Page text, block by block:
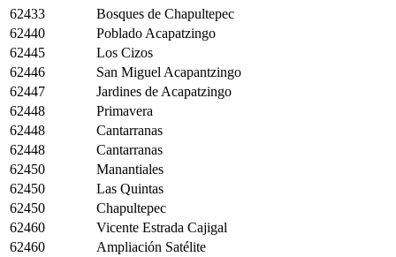
62433
Bosques de Chapultepec
62440
Poblado Acapatzingo
62445
Los Cizos
62446
San Miguel Acapantzingo
62447
Jardines de Acapatzingo
62448
Primavera
62448
Cantarranas
62448
Cantarranas
62450
Manantiales
62450
Las Quintas
62450
Chapultepec
62460
Vicente Estrada Cajigal
62460
Ampliación Satélite